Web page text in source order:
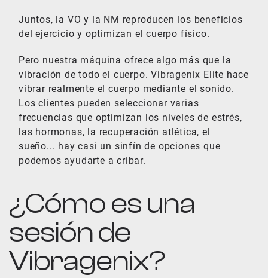
Juntos, la VO y la NM reproducen los beneficios
del ejercicio y optimizan el cuerpo físico.
Pero nuestra máquina ofrece algo más que la
vibración de todo el cuerpo. Vibragenix Elite hace
vibrar realmente el cuerpo mediante el sonido.
Los clientes pueden seleccionar varias
frecuencias que optimizan los niveles de estrés,
las hormonas, la recuperación atlética, el
sueño... hay casi un sinfín de opciones que
podemos ayudarte a cribar.
¿Cómo es una
sesión de
Vibragenix?